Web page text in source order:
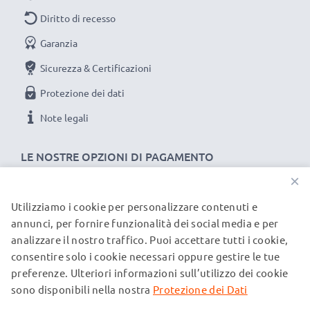
LE NOSTRE OPZIONI DI PAGAMENTO
Diritto di recesso
Garanzia
Sicurezza & Certificazioni
Protezione dei dati
Note legali
I NOSTRI PARTNER DI SPEDIZIONE
© subtel.it 2026
Tutti i prezzi includono l'IVA e sono esclusi i costi di
spedizione. Si prega di notare che tutti i marchi menzionati
×
Utilizziamo i cookie per personalizzare contenuti e
annunci, per fornire funzionalità dei social media e per
analizzare il nostro traffico. Puoi accettare tutti i cookie,
consentire solo i cookie necessari oppure gestire le tue
preferenze. Ulteriori informazioni sull’utilizzo dei cookie
sono disponibili nella nostra Protezione dei Dati